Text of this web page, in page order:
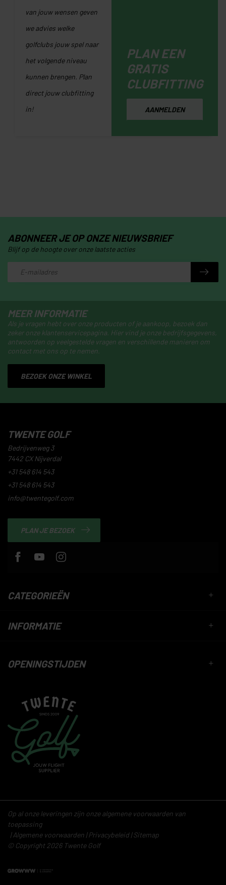
van jouw wensen geven
we advies welke
golfclubs jouw spel naar
het volgende niveau
kunnen brengen. Plan
direct jouw clubfitting
in!
PLAN EEN
GRATIS
CLUBFITTING
AANMELDEN
MEER INFORMATIE
Als je vragen hebt over onze producten of je aankoop, bezoek dan
zeker onze klantenservicepagina. Hier vind je onze bedrijfsgegevens,
antwoorden op veelgestelde vragen en verschillende manieren om
contact met ons op te nemen.
BEZOEK ONZE WINKEL
ABONNEER JE OP ONZE NIEUWSBRIEF
Blijf op de hoogte over onze laatste acties
TWENTE GOLF
Bedrijvenweg 3
7442 CX Nijverdal
+31 548 614 543
+31 548 614 543
info@twentegolf.com
PLAN JE BEZOEK
CATEGORIEËN
INFORMATIE
OPENINGSTIJDEN
Op al onze leveringen zijn onze algemene voorwaarden van
toepassing
Algemene voorwaarden Privacybeleid Sitemap
© Copyright 2026 Twente Golf